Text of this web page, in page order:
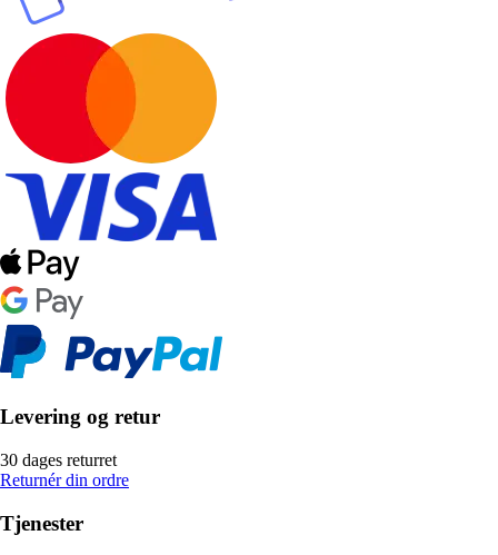
Levering og retur
30 dages returret
Returnér din ordre
Tjenester